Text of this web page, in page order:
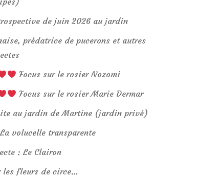
de juin 2026 au jardin
prédatrice de pucerons et autres
Focus sur le rosier Nozomi
Focus sur le rosier Marie Dermar
au jardin de Martine (jardin privé)
La volucelle transparente
: Le Clairon
les fleurs de circe…